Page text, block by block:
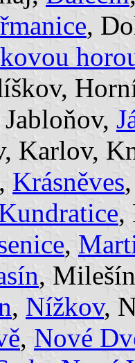
,
Jabloňov,
Karlov,
Krásněves
,
,
,
, Nížkov,
, Nové